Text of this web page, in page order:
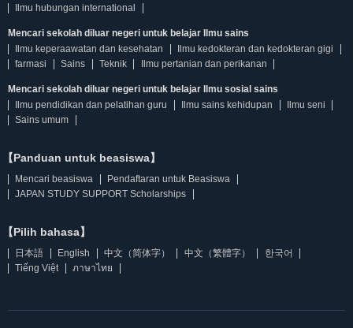
Ilmu hubungan international
Mencari sekolah diluar negeri untuk belajar Ilmu sains
Ilmu keperaawatan dan kesehatan
Ilmu kedokteran dan kedokteran gigi
farmasi
Sains Teknik Ilmu pertanian dan perikanan
Mencari sekolah diluar negeri untuk belajar Ilmu sosial sains
Ilmu pendidikan dan pelatihan guru
Ilmu sains kehidupan
Ilmu seni
Sains umum
【Panduan untuk beasiswa】
Mencari beasiswa
Pendaftaran untuk Beasiswa
JAPAN STUDY SUPPORT Scholarships
【Pilih bahasa】
日本語 English 中文（简体字） 中文（繁體字）
한국어
Tiếng Việt
ภาษาไทย